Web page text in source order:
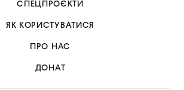
СПЕЦПРОЄКТИ
ЯК КОРИСТУВАТИСЯ
ПРО НАС
ДОНАТ